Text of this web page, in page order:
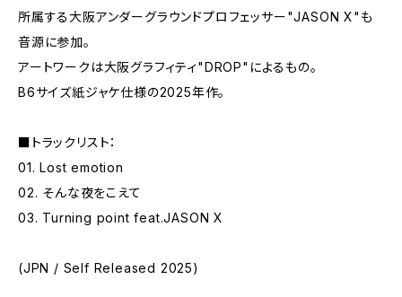
所属する大阪アンダーグラウンドプロフェッサー"JASON X"も
音源に参加。
アートワークは大阪グラフィティ"DROP"によるもの。
B6サイズ紙ジャケ仕様の2025年作。
■トラックリスト：
01. Lost emotion
02. そんな夜をこえて
03. Turning point feat.JASON X
(JPN / Self Released 2025)